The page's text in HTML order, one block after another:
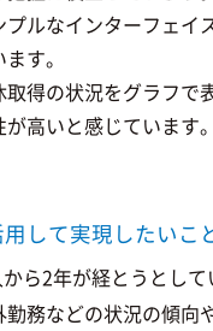
ルなインターフェ
す。
得の状況をグラフ
高いと感じています。
して実現したいこ
ら2年が経とうとし
務などの状況の傾